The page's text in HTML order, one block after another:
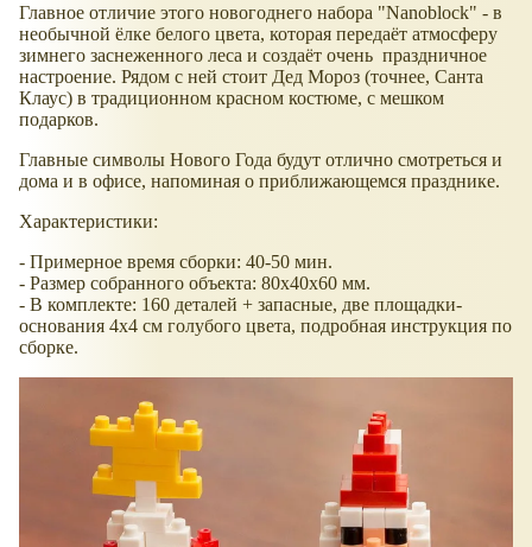
Главное отличие этого новогоднего набора "Nanoblock" - в
необычной ёлке белого цвета, которая передаёт атмосферу
зимнего заснеженного леса и создаёт очень праздничное
настроение. Рядом с ней стоит Дед Мороз (точнее, Санта
Клаус) в традиционном красном костюме, с мешком
подарков.
Главные символы Нового Года будут отлично смотреться и
дома и в офисе, напоминая о приближающемся празднике.
Характеристики:
- Примерное время сборки: 40-50 мин.
- Размер собранного объекта: 80х40х60 мм.
- В комплекте: 160 деталей + запасные, две площадки-
основания 4х4 см голубого цвета, подробная инструкция по
сборке.